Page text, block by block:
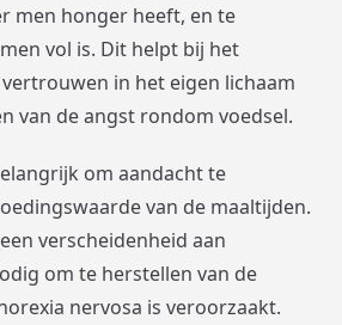
men honger heeft, en te
vol is. Dit helpt bij het
in het eigen lichaam
van de angst rondom voedsel.
om aandacht te
van de maaltijden.
verscheidenheid aan
om te herstellen van de
nervosa is veroorzaakt.